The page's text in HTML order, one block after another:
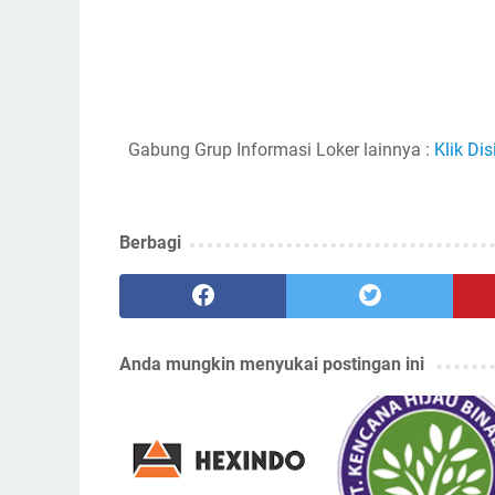
Gabung Grup Informasi Loker lainnya : Klik
Berbagi
Anda mungkin menyukai postingan ini